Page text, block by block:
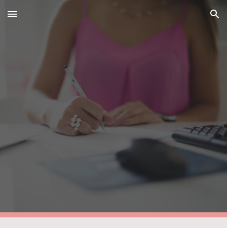
Skip to main content Skip to navigation